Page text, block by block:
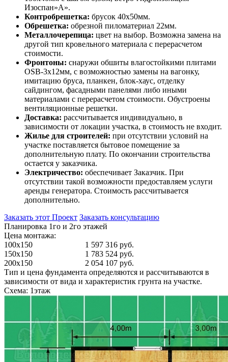
Изоспан»А».
Контробрешетка: брусок 40х50мм.
Обрешетка: обрезной пиломатериал 22мм.
Металлочерепица: цвет на выбор. Возможна замена на
другой тип кровельного материала с перерасчетом
стоимости.
Фронтоны: снаружи обшиты влагостойкими плитами
OSB-3х12мм, с возможностью замены на вагонку,
имитацию бруса, планкен, блок-хаус, отделку
сайдингом, фасадными панелями либо иными
материалами с перерасчетом стоимости. Обустроены
вентиляционные решетки.
Доставка: рассчитывается индивидуально, в
зависимости от локации участка, в стоимость не входит.
Жилье для строителей: при отсутствии условий на
участке поставляется бытовое помещение за
дополнительную плату. По окончании строительства
остается у заказчика.
Электричество: обеспечивает Заказчик. При
отсутствии такой возможности предоставляем услуги
аренды генератора. Стоимость рассчитывается
дополнительно.
Заказать этот Проект Заказать консультацию
Планировка 1го и 2го этажей
Цена монтажа:
100x150
1 597 316 руб.
150x150
1 783 524 руб.
200x150
2 054 107 руб.
Тип и цена фундамента определяются и рассчитываются в
зависимости от вида и характеристик грунта на участке.
Схема: 1этаж